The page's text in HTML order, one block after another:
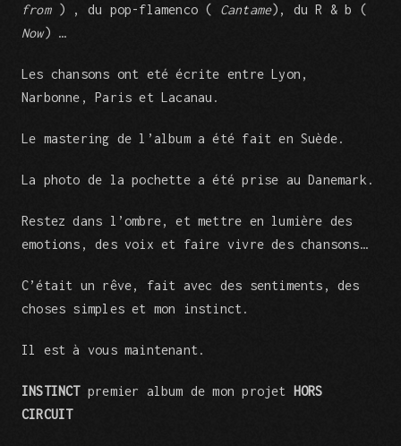
from) , du pop-flamenco ( Cantame), du R & b (
Now) …
Les chansons ont eté écrite entre Lyon,
Narbonne, Paris et Lacanau.
Le mastering de l’album a été fait en Suède.
La photo de la pochette a été prise au Danemark.
Restez dans l’ombre, et mettre en lumière des
emotions, des voix et faire vivre des chansons…
C’était un rêve, fait avec des sentiments, des
choses simples et mon instinct.
Il est à vous maintenant.
INSTINCTpremier album de mon projet HORS
CIRCUIT